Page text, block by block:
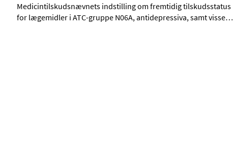
Medicintilskudsnævnets indstilling om fremtidig tilskudsstatus
for lægemidler i ATC-gruppe N06A, antidepressiva, samt visse…